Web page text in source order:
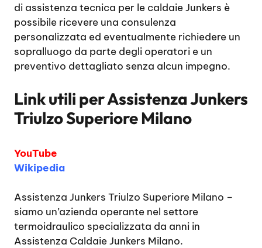
di assistenza tecnica per le caldaie Junkers è
possibile ricevere una consulenza
personalizzata ed eventualmente richiedere un
sopralluogo da parte degli operatori e un
preventivo dettagliato senza alcun impegno.
Link utili perAssistenza Junkers
Triulzo Superiore Milano
YouTube
Wikipedia
Assistenza Junkers Triulzo Superiore Milano –
siamo un’azienda operante nel settore
termoidraulico specializzata da anni in
Assistenza Caldaie Junkers Milano.